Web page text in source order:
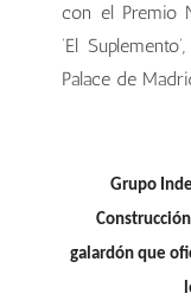
con el Premio
‘El
Palace de
Grupo
galardón que